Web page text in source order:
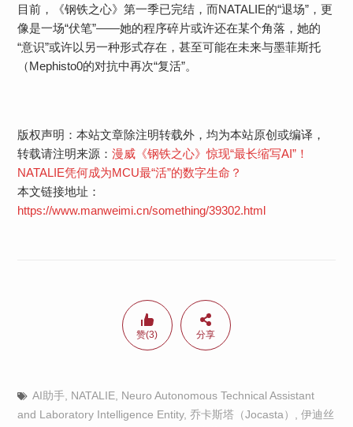
目前，《钢铁之心》第一季已完结，而NATALIE的“退场”，更
像是一场“伏笔”——她的程序碎片或许还在某个角落，她的
“意识”或许以另一种形式存在，甚至可能在未来与墨菲斯托
（Mephisto0的对抗中再次“复活”。
版权声明：本站文章除注明转载外，均为本站原创或编译，
转载请注明来源： 漫威《钢铁之心》惊现“最长缩写AI”！
NATALIE凭何成为MCU最“活”的数字生命？​
本文链接地址：
https://www.manweimi.cn/something/39302.html
赞(3) 分享
AI助手, ​​NATALIE, Neuro Autonomous Technical Assistant
and Laboratory Intelligence Entity, 乔卡斯塔（Jocasta）
伊迪丝